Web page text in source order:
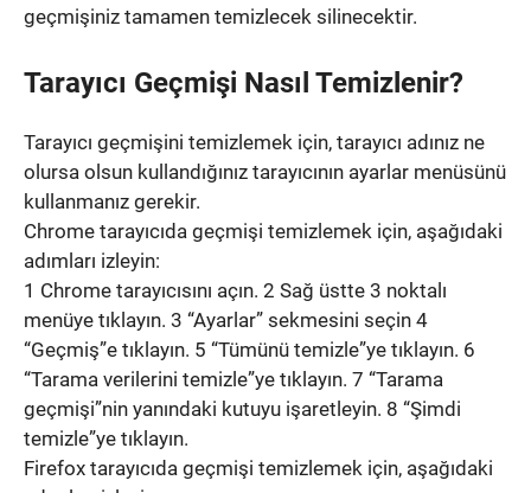
geçmişiniz tamamen temizlecek silinecektir.
Tarayıcı Geçmişi Nasıl Temizlenir?
Tarayıcı geçmişini temizlemek için, tarayıcı adınız ne
olursa olsun kullandığınız tarayıcının ayarlar menüsünü
kullanmanız gerekir.
Chrome tarayıcıda geçmişi temizlemek için, aşağıdaki
adımları izleyin:
1 Chrome tarayıcısını açın. 2 Sağ üstte 3 noktalı
menüye tıklayın. 3 “Ayarlar” sekmesini seçin 4
“Geçmiş”e tıklayın. 5 “Tümünü temizle”ye tıklayın. 6
“Tarama verilerini temizle”ye tıklayın. 7 “Tarama
geçmişi”nin yanındaki kutuyu işaretleyin. 8 “Şimdi
temizle”ye tıklayın.
Firefox tarayıcıda geçmişi temizlemek için, aşağıdaki